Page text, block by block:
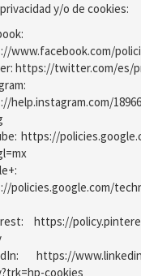
y/o de cookies:
www.facebook.com/
https://twitter.com/es/
help.instagram.com/
https://
policies.google.com/
https://
https://
cookies